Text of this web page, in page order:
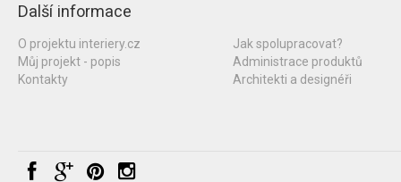
Další informace
O projektu interiery.cz
Můj projekt - popis
Kontakty
Jak spolupracovat?
Administrace produktů
Architekti a designéři